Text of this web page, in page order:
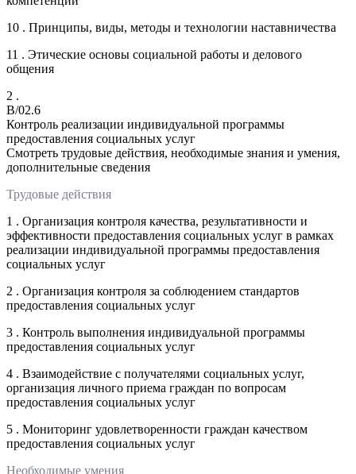
10 . Принципы, виды, методы и технологии наставничества
11 . Этические основы социальной работы и делового
общения
2 .
B/02.6
Контроль реализации индивидуальной программы
предоставления социальных услуг
Смотреть трудовые действия, необходимые знания и умения,
дополнительные сведения
Трудовые действия
1 . Организация контроля качества, результативности и
эффективности предоставления социальных услуг в рамках
реализации индивидуальной программы предоставления
социальных услуг
2 . Организация контроля за соблюдением стандартов
предоставления социальных услуг
3 . Контроль выполнения индивидуальной программы
предоставления социальных услуг
4 . Взаимодействие с получателями социальных услуг,
организация личного приема граждан по вопросам
предоставления социальных услуг
5 . Мониторинг удовлетворенности граждан качеством
предоставления социальных услуг
Необходимые умения